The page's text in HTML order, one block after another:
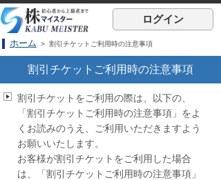
ログイン
ホーム > 割引チケットご利用時の注意事項
割引チケットご利用時の注意事項
割引チケットをご利用の際は、以下の、
「割引チケットご利用時の注意事項」をよ
くお読みのうえ、ご利用いただきますよう
お願いいたします。
お客様が割引チケットをご利用した場合
は、「割引チケットご利用時の注意事項」